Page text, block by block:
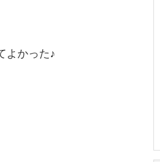
よかった♪